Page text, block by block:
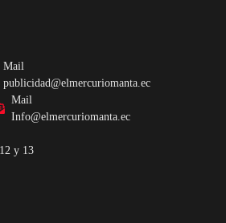
Mail
publicidad@elmercuriomanta.ec
Mail
Info@elmercuriomanta.ec
y 13